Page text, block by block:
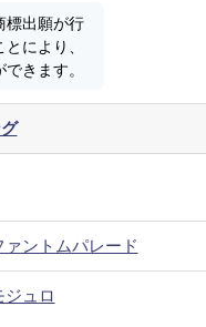
標出願が行
により、
きます。
ントムパレード
ュロ